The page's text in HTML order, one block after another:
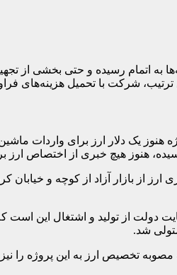
اتمام رسیده و حتی بخشی از
ترتیب، شرکت با تحمیل هزینه‌های
درخواست ارائه ارز به پروژه را داشتیم، عنوان کرد: با گذشت ۸ سال از
اجرای پروژه) اقدام به تامین و جمع‌آوری ارز از بازار آزاد
از تولید و اشتغال این است که
شد.
تخصیص ارز به این پروژه را